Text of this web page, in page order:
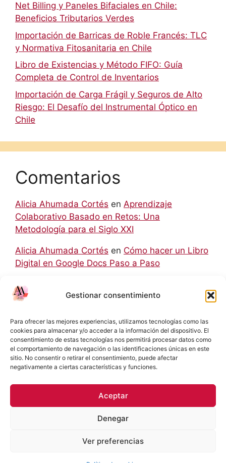
Gestionar consentimiento
Para ofrecer las mejores experiencias, utilizamos tecnologías como las
cookies para almacenar y/o acceder a la información del dispositivo. El
consentimiento de estas tecnologías nos permitirá procesar datos como
el comportamiento de navegación o las identificaciones únicas en este
sitio. No consentir o retirar el consentimiento, puede afectar
negativamente a ciertas características y funciones.
Aceptar
Denegar
Ver preferencias
Net Billing y Paneles Bifaciales en Chile:
Beneficios Tributarios Verdes
Importación de Barricas de Roble Francés: TLC
y Normativa Fitosanitaria en Chile
Libro de Existencias y Método FIFO: Guía
Completa de Control de Inventarios
Importación de Carga Frágil y Seguros de Alto
Riesgo: El Desafío del Instrumental Óptico en
Chile
Comentarios
Alicia Ahumada Cortés en Aprendizaje
Colaborativo Basado en Retos: Una
Metodología para el Siglo XXI
Alicia Ahumada Cortés en Cómo hacer un Libro
Digital en Google Docs Paso a Paso
hello world
en Retos: Una Metodología para el Siglo XXI
RodolfoenCómo hacer un Libro Digital en
Google Docs Paso a Paso
Eliecer Campos CárdenasenDiferencias y
Relaciones entre las NIC y las NIIF: Una Guía
Política de cookies (UE)